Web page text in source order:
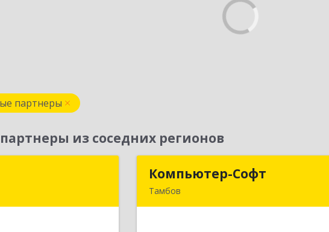
партнеры
из соседних регионов
Компьютер-Софт
Тамбов
Компьютер-Софт